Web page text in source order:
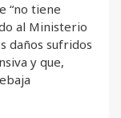
tiene
al Ministerio
daños sufridos
y que,